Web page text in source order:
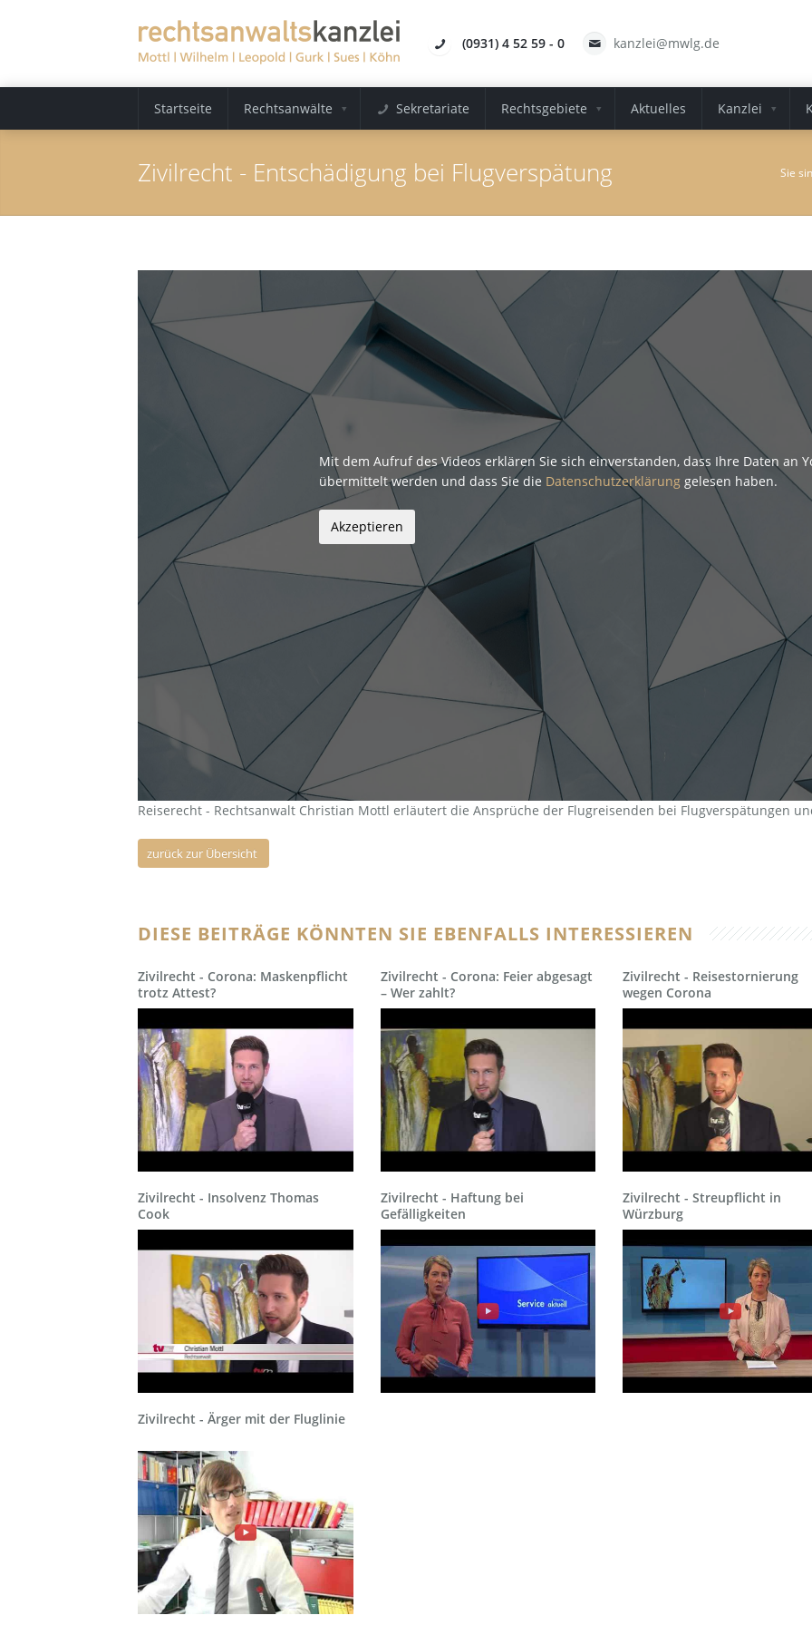
(0931) 4 52 59 - 0 kanzlei@mwlg.de
Startseite Rechtsanwälte Sekretariate Rechtsgebiete Aktuelles Kanzlei
Zivilrecht - Entschädigung bei Flugverspätung Sie
Mit dem Aufruf des Videos erklären Sie sich einverstanden, dass Ihre Daten an
übermittelt werden und dass Sie die Datenschutzerklärung gelesen haben.
Reiserecht - Rechtsanwalt Christian Mottl erläutert die Ansprüche der Flugreisenden bei Flugverspätungen
zurück zur Übersicht
DIESE BEITRÄGE KÖNNTEN SIE EBENFALLS INTERESSIEREN
Zivilrecht - Corona: Maskenpflicht
trotz Attest?
Zivilrecht - Corona: Feier abgesagt
– Wer zahlt?
Zivilrecht - Reisestornierung
wegen Corona
Zivilrecht - Insolvenz Thomas
Cook
Zivilrecht - Haftung bei
Gefälligkeiten
Zivilrecht - Streupflicht in
Würzburg
Zivilrecht - Ärger mit der Fluglinie